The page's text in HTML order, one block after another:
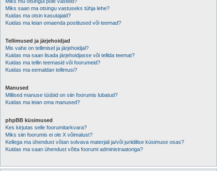
Miks saan ma otsingu vastuseks tühja lehe?
Kuidas ma otsin kasutajaid?
Kuidas ma leian omaenda postitused või teemad?
Tellimused ja järjehoidjad
Mis vahe on tellimisel ja järjehoidjal?
Kuidas ma saan lisada järjehoidjasse või tellida teemat?
Kuidas ma tellin teemasid või foorumeid?
Kuidas ma eemaldan tellimusi?
Manused
Millised manuse tüübid on siin foorumis lubatud?
Kuidas ma leian oma manused?
phpBB küsimused
Kes kirjutas selle foorumitarkvara?
Miks siin foorumis ei ole X võimalust?
Kellega ma ühendust võtan solvava materjali ja/või juriidilise küsimuse osas?
Kuidas ma saan ühendust võtta foorumi administraatoriga?